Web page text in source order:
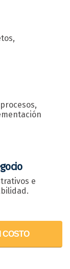
e
COSTO